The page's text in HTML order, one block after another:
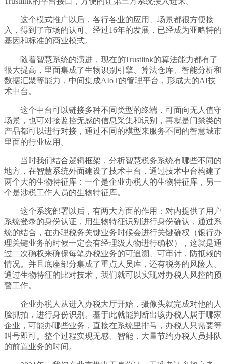
这个模式推广以后，各行各业的应用、场景都很方便接
入，得到了市场的认可。经过16年的发展，已经成为亚略特的
基因和标准的商业模式。
随着智慧系统的演进，现在的Trustlink的算法能力都有了
很大提高，里面集成了生物识别引擎、算法仓库、智能分析和
数据汇聚等能力，中间集成AIoT的管理平台，形成大的AI技
术中台。
这个中台可以链接多种不同类型的终端，可面向无人值守
场景，也可对接监控无感的信息采集和识别，再就是门禁类的
产品都可以进行对接，通过不同的模型来服务不同的智慧城市
里面的行业应用。
当时我们结合逻辑框架，分析智慧税务系统有哪些不同的
地方，在智慧系统外面建设了技术中台，通过技术中台构建了
两个大的生物特征库：一个是企业办税人的生物特征库，另一
个是涉税工作人员的生物特征库。
这个系统部署以后，有两大方面的作用：对内提供了用户
系统登录的身份认证，用生物特征识别进行身份确认，通过系
统的结合，在办理税务关键业务时候会进行关键确权（银行办
理关键业务的时候一定会有经理级人物进行确权），这就是通
过二次确权来确保每笔办税业务的可追溯、可审计，防抵赖的
情况。并且底座部分集成了重点人员库，还有税务的风险人。
通过生物特征的比对技术，我们就可以实现对办税人风控的预
警工作。
企业办税人从进入办税大厅开始，摄像头就完成对他的人
脸抓拍，进行身份识别。基于此就能判断出该办税人属于哪家
企业，可能办哪些业务，直接在系统里排号，办税人只需要等
叫号即可。整个过程实现无感、智能，大量节约办税人员排队
的前置业务的时间。